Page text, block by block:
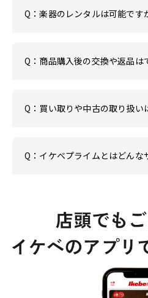
Q：楽器のレンタルは可能です
Q：商品購入後の交換や返品は
Q：買い取りや中古の取り扱い
Q：イケベプライムとはどんな